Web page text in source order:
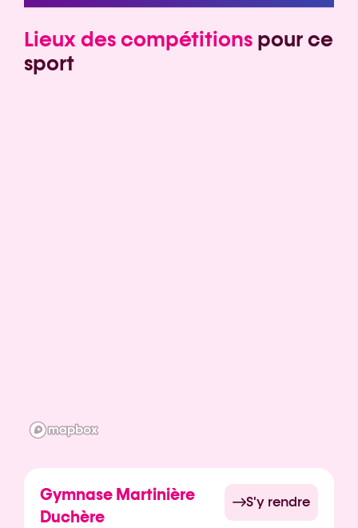
Lieux des compétitions pour ce
sport
Gymnase Martinière
Duchère
S'y rendre